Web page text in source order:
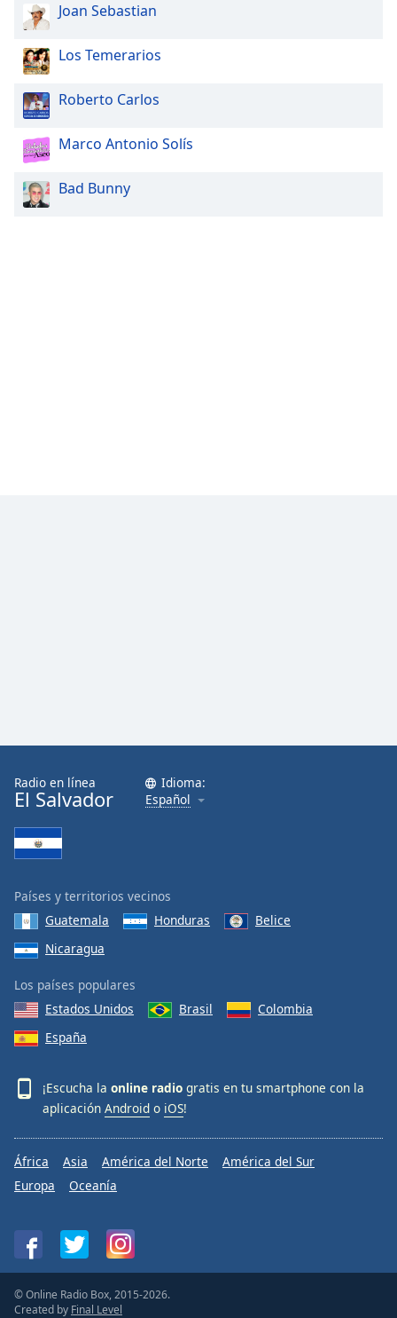
Joan Sebastian
Los Temerarios
Roberto Carlos
Marco Antonio Solís
Bad Bunny
Radio en línea
El Salvador
Idioma:
Español
Países y territorios vecinos
Guatemala
Honduras
Belice
Nicaragua
Los países populares
Estados Unidos
Brasil
Colombia
España
¡Escucha la online radio gratis en tu smartphone con la
aplicación Android o iOS!
África Asia América del Norte
América del Sur
Europa
Oceanía
© Online Radio Box, 2015-2026.
Created by Final Level